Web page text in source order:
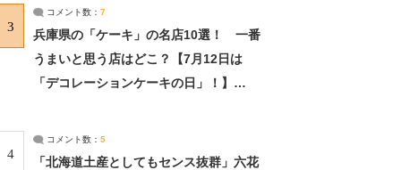
3
コメント数： 7
兵庫県の「ケーキ」の名店10選！ 一番
うまいと思う店はどこ？【7月12日は
「デコレーションケーキの日」！】
4
コメント数： 5
「北海道土産としてもセンス抜群」六花